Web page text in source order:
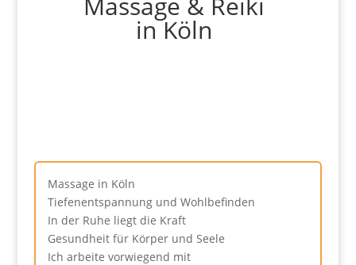
in Köln
Massage in Köln
Tiefenentspannung und Wohlbefinden
In der Ruhe liegt die Kraft
Gesundheit für Körper und Seele
Ich arbeite vorwiegend mit